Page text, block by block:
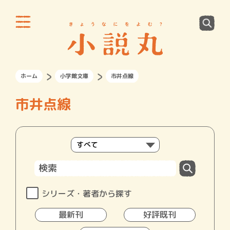
ホーム 小学館文庫 市井点線
市井点線
シリーズ・著者から探す
最新刊
好評既刊